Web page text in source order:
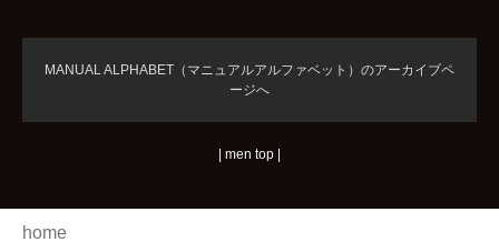
MANUAL ALPHABET（マニュアルアルファベット）のアーカイブペ
ージへ
men top
home